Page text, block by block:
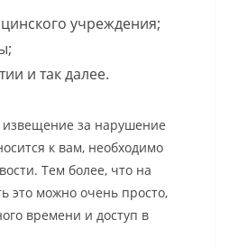
учреждения;
и так далее.
за нарушение
к вам, необходимо
Тем более, что на
это можно очень просто,
времени и доступ в